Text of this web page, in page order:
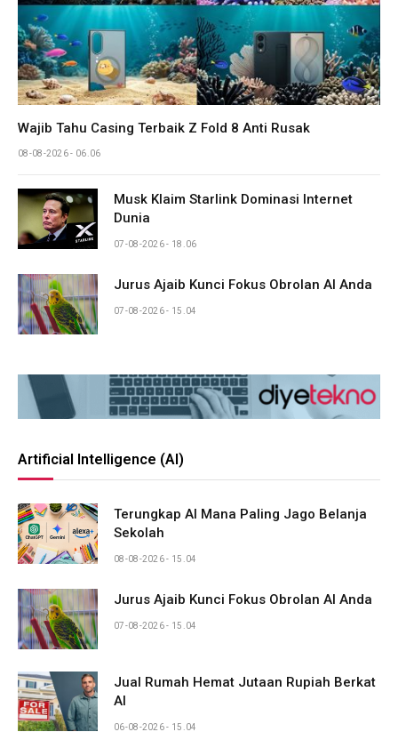
Wajib Tahu Casing Terbaik Z Fold 8 Anti Rusak
08-08-2026 - 06.06
Musk Klaim Starlink Dominasi Internet
Dunia
07-08-2026 - 18.06
Jurus Ajaib Kunci Fokus Obrolan AI Anda
07-08-2026 - 15.04
Artificial Intelligence (AI)
Terungkap AI Mana Paling Jago Belanja
Sekolah
08-08-2026 - 15.04
Jurus Ajaib Kunci Fokus Obrolan AI Anda
07-08-2026 - 15.04
Jual Rumah Hemat Jutaan Rupiah Berkat
AI
06-08-2026 - 15.04